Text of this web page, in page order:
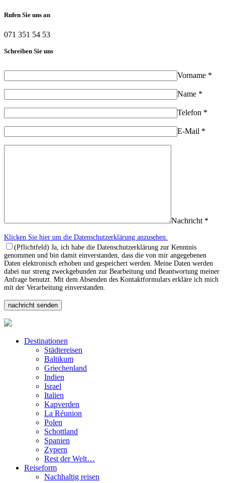
Rufen Sie uns an
071 351 54 53
Schreiben Sie uns
Vorname *
Name *
Telefon *
E-Mail *
Nachricht *
Klicken Sie hier um die Datenschutzerklärung anzusehen.
(Pflichtfeld) Ja, ich habe die Datenschutzerklärung zur Kenntnis
genommen und bin damit einverstanden, dass die von mir angegebenen
Daten elektronisch erhoben und gespeichert werden. Meine Daten werden
dabei nur streng zweckgebunden zur Bearbeitung und Beantwortung meiner
Anfrage benutzt. Mit dem Absenden des Kontaktformulars erkläre ich mich
mit der Verarbeitung einverstanden.
Destinationen
Städtereisen
Baltikum
Griechenland
Indien
Israel
Italien
Kapverden
La Réunion
Polen
Schottland
Spanien
Zypern
Rest der Welt…
Reiseform
Nachhaltig reisen